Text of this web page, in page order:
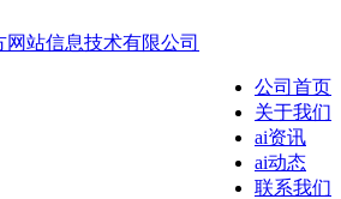
公司首页
关于我们
ai资讯
ai动态
联系我们